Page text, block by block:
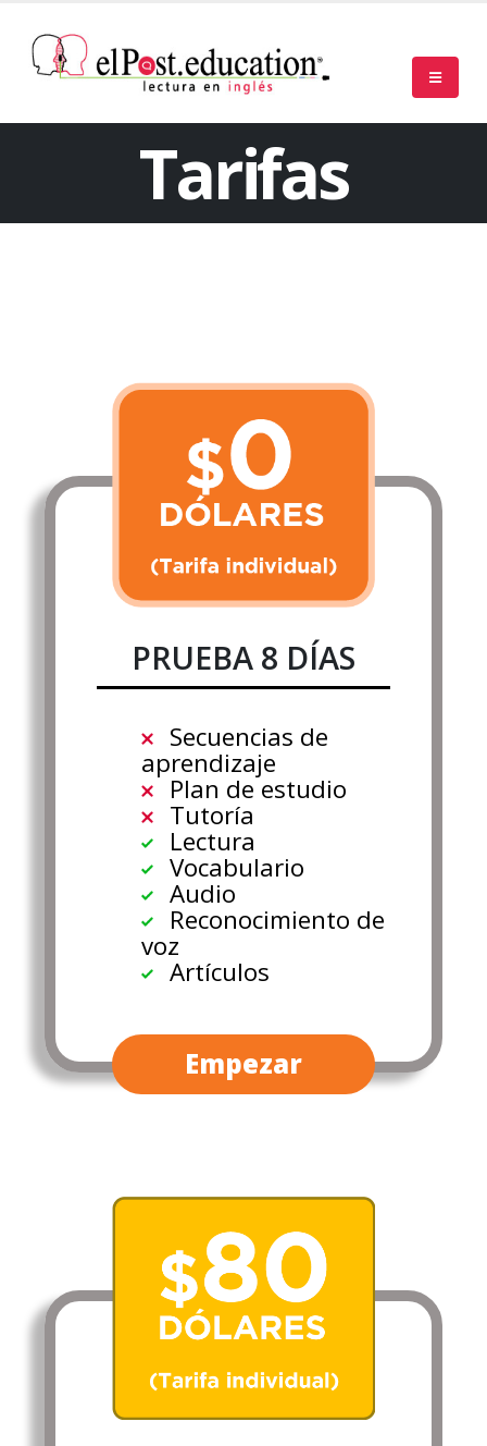
Tarifas
PRUEBA 8 DÍAS
Secuencias de
aprendizaje
Plan de estudio
Tutoría
Lectura
Vocabulario
Audio
Reconocimiento de
voz
Artículos
Empezar